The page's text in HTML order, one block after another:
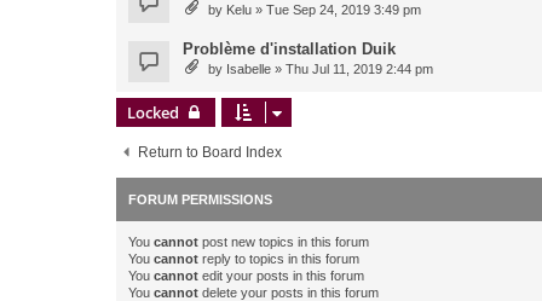
by Kelu » Tue Sep 24, 2019 3:49 pm
Problème d'installation Duik
by Isabelle » Thu Jul 11, 2019 2:44 pm
Locked
Return to Board Index
FORUM PERMISSIONS
You cannot post new topics in this forum
You cannot reply to topics in this forum
You cannot edit your posts in this forum
You cannot delete your posts in this forum